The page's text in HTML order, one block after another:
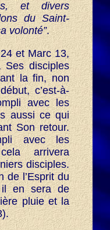
et divers
du Saint-
volonté”.
et Marc 13,
Ses disciples
la fin, non
c’est-à-
avec les
aussi ce qui
Son retour.
avec les
arrivera
disciples.
de l’Esprit du
en sera de
pluie et la